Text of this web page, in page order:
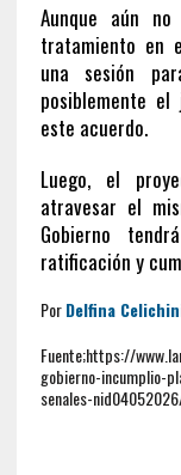
Aunque aún
tratamiento en
una sesión
posiblemente
este acuerdo.
Luego, el
atravesar el
Gobierno
ratificación y
PorDelfina
Fuente;https://
gobierno-incumplio-
senales-